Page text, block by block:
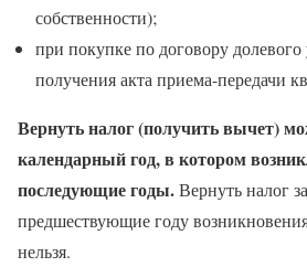
собственности);
при покупке по договору
получения акта приема-передачи
Вернуть налог (получить вычет)
календарный год, в котором
последующие годы.Вернуть налог
предшествующие году
нельзя.